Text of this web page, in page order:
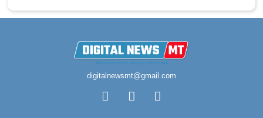
digitalnewsmt@gmail.com